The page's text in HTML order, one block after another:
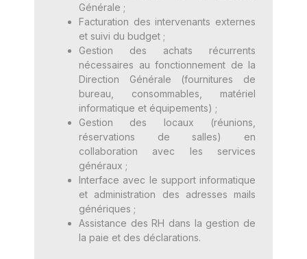
Générale ;
Facturation des intervenants externes
et suivi du budget ;
Gestion des achats récurrents
nécessaires au fonctionnement de la
Direction Générale (fournitures de
bureau, consommables, matériel
informatique et équipements) ;
Gestion des locaux (réunions,
réservations de salles) en
collaboration avec les services
généraux ;
Interface avec le support informatique
et administration des adresses mails
génériques ;
Assistance des RH dans la gestion de
la paie et des déclarations.